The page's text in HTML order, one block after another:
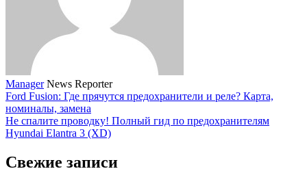
Manager News Reporter
Ford Fusion: Где прячутся предохранители и реле? Карта,
номиналы, замена
Не спалите проводку! Полный гид по предохранителям
Hyundai Elantra 3 (XD)
Свежие записи